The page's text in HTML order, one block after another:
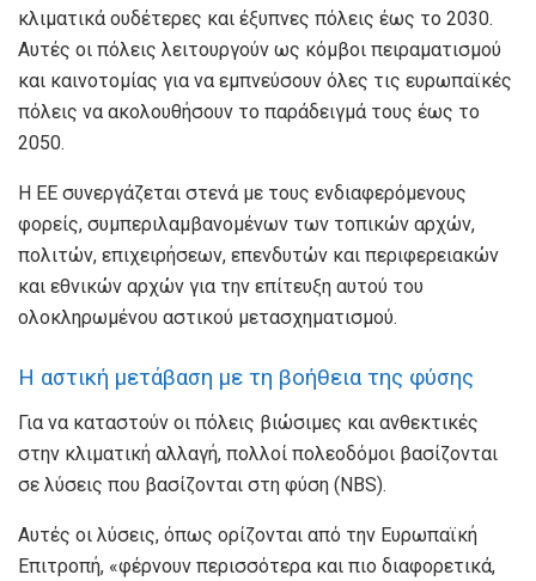
κλιματικά ουδέτερες και έξυπνες πόλεις έως το 2030.
Αυτές οι πόλεις λειτουργούν ως κόμβοι πειραματισμού
και καινοτομίας για να εμπνεύσουν όλες τις ευρωπαϊκές
πόλεις να ακολουθήσουν το παράδειγμά τους έως το
2050.
Η ΕΕ συνεργάζεται στενά με τους ενδιαφερόμενους
φορείς, συμπεριλαμβανομένων των τοπικών αρχών,
πολιτών, επιχειρήσεων, επενδυτών και περιφερειακών
και εθνικών αρχών για την επίτευξη αυτού του
ολοκληρωμένου αστικού μετασχηματισμού.
Η αστική μετάβαση με τη βοήθεια της φύσης
Για να καταστούν οι πόλεις βιώσιμες και ανθεκτικές
στην κλιματική αλλαγή, πολλοί πολεοδόμοι βασίζονται
σε λύσεις που βασίζονται στη φύση (NBS).
Αυτές οι λύσεις, όπως ορίζονται από την Ευρωπαϊκή
Επιτροπή, «φέρνουν περισσότερα και πιο διαφορετικά,